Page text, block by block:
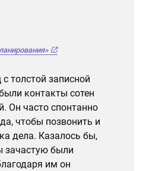
толстой записной
контакты сотен
Он часто спонтанно
чтобы позвонить и
дела. Казалось бы,
зачастую были
им он